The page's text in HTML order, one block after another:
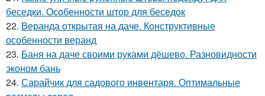
беседки. Особенности штор для беседок
22. Веранда открытая на даче. Конструктивные
особенности веранд
23. Баня на даче своими руками дёшево. Разновидности
эконом бань
24. Сарайчик для садового инвентаря. Оптимальные